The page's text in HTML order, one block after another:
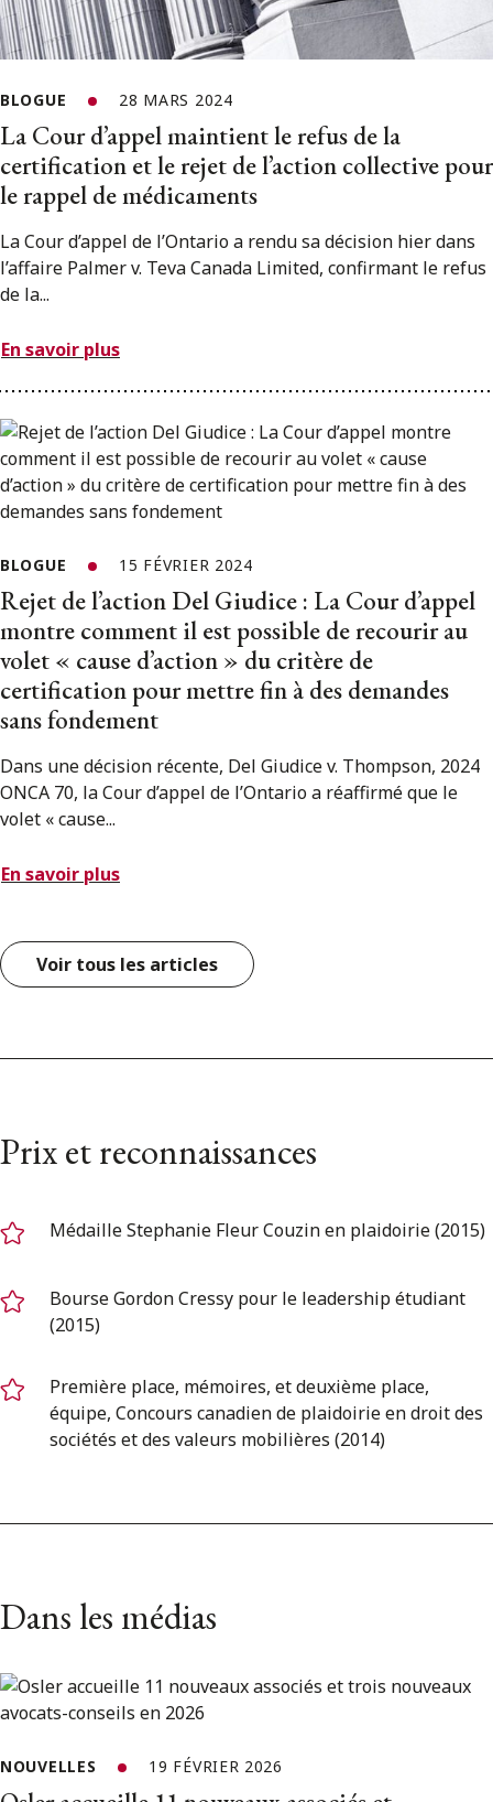
BLOGUE 28 MARS 2024
La Cour d’appel maintient le refus de la
certification et le rejet de l’action collective pour
le rappel de médicaments
La Cour d’appel de l’Ontario a rendu sa décision hier dans
l’affaire Palmer v. Teva Canada Limited, confirmant le refus
de la...
En savoir plus
BLOGUE 15 FÉVRIER 2024
Rejet de l’action Del Giudice : La Cour d’appel
montre comment il est possible de recourir au
volet « cause d’action » du critère de
certification pour mettre fin à des demandes
sans fondement
Dans une décision récente, Del Giudice v. Thompson, 2024
ONCA 70, la Cour d’appel de l’Ontario a réaffirmé que le
volet « cause...
En savoir plus
Voir tous les articles
Prix et reconnaissances
Médaille Stephanie Fleur Couzin en plaidoirie (2015)
Bourse Gordon Cressy pour le leadership étudiant
(2015)
Première place, mémoires, et deuxième place,
équipe, Concours canadien de plaidoirie en droit des
sociétés et des valeurs mobilières (2014)
Dans les médias
NOUVELLES 19 FÉVRIER 2026